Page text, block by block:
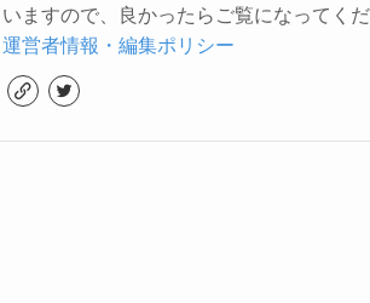
いますので、良かったらご覧になってく
運営者情報・編集ポリシー